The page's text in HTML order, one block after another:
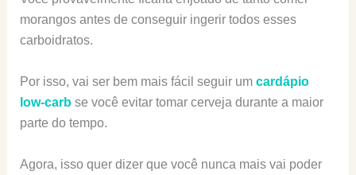
morangos antes de conseguir ingerir todos esses
carboidratos.
Por isso, vai ser bem mais fácil seguir um cardápio
low-carbse você evitar tomar cerveja durante a maior
parte do tempo.
Agora, isso quer dizer que você nunca mais vai poder